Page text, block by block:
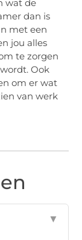
wat de
dan is
met een
jou alles
te zorgen
Ook
om er wat
van werk
▼